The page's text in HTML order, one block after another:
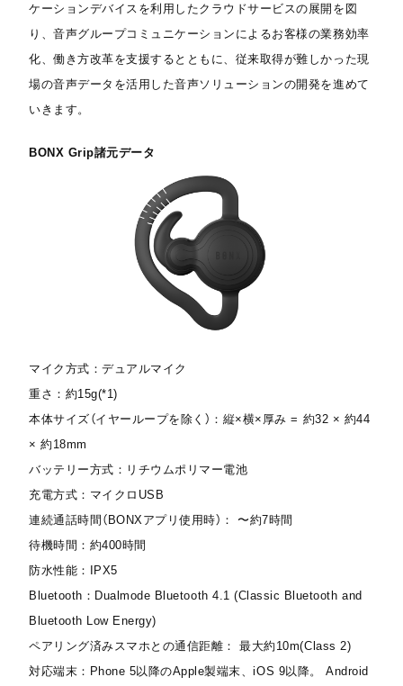
ケーションデバイスを利用したクラウドサービスの展開を図
り、音声グループコミュニケーションによるお客様の業務効率
化、働き方改革を支援するとともに、従来取得が難しかった現
場の音声データを活用した音声ソリューションの開発を進めて
いきます。
BONX Grip諸元データ
マイク方式：デュアルマイク
重さ：約15g(*1)
本体サイズ（イヤーループを除く）：縦×横×厚み = 約32 × 約44
× 約18mm
バッテリー方式：リチウムポリマー電池
充電方式：マイクロUSB
連続通話時間（BONXアプリ使用時）： 〜約7時間
待機時間：約400時間
防水性能：IPX5
Bluetooth：Dualmode Bluetooth 4.1 (Classic Bluetooth and
Bluetooth Low Energy)
ペアリング済みスマホとの通信距離： 最大約10m(Class 2)
対応端末：Phone 5以降のApple製端末、iOS 9以降。 Android